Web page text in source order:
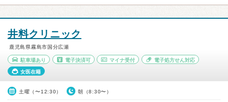
井料クリニック
鹿児島県霧島市国分広瀬
駐車場あり 電子決済可 マイナ受付 電子処方せん対応
女医在籍
土曜（〜12:30） 朝（8:30〜）